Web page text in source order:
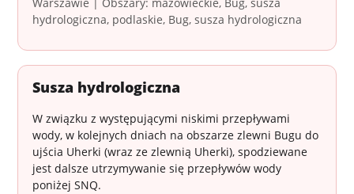
hydrologiczna, podlaskie, Bug, susza hydrologiczna
Susza hydrologiczna
W związku z występującymi niskimi przepływami
wody, w kolejnych dniach na obszarze zlewni Bugu do
ujścia Uherki (wraz ze zlewnią Uherki), spodziewane
jest dalsze utrzymywanie się przepływów wody
poniżej SNQ.